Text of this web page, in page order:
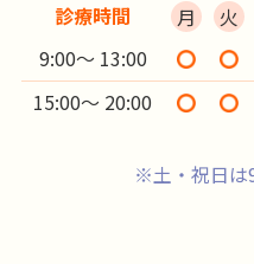
診療時間 月 火
9:00～ 13:00
15:00～ 20:00
※土・祝日は